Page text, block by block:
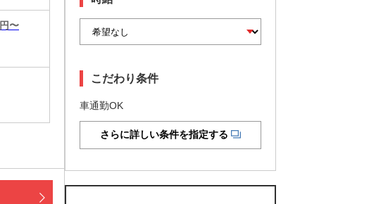
円〜
こだわり条件
車通勤OK
さらに詳しい条件を指定する